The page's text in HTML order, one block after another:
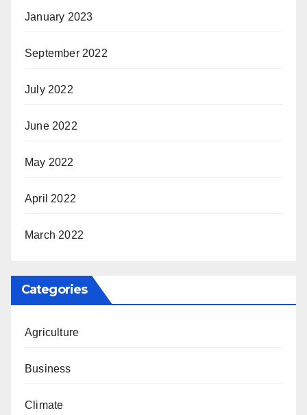
January 2023
September 2022
July 2022
June 2022
May 2022
April 2022
March 2022
Categories
Agriculture
Business
Climate